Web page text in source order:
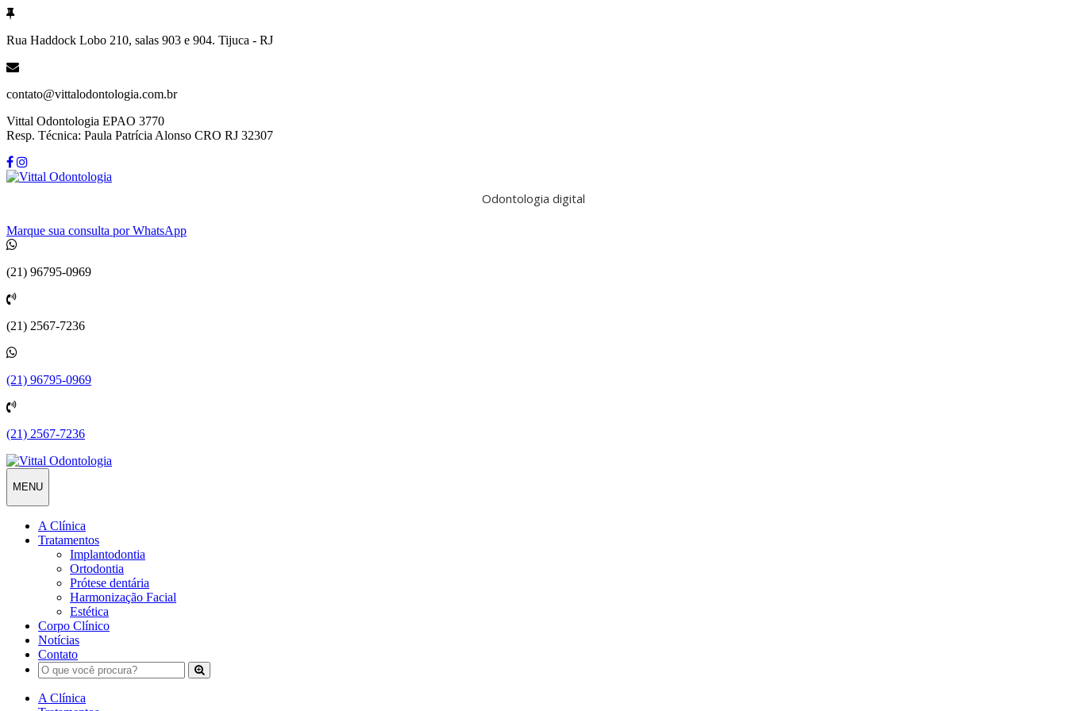
Pular
o
Rua Haddock Lobo 210, salas 903 e 904. Tijuca - RJ
contato@vittalodontologia.com.br
Vittal Odontologia EPAO 3770
Resp. Técnica: Paula Patrícia Alonso CRO RJ 32307
Odontologia digital
Marque sua consulta por WhatsApp
(21) 96795-0969
(21) 2567-7236
(21) 96795-0969
(21) 2567-7236
navegação
MENU
A Clínica
Tratamentos
Implantodontia
Ortodontia
Prótese dentária
Harmonização Facial
Estética
Corpo Clínico
Notícias
Contato
A Clínica